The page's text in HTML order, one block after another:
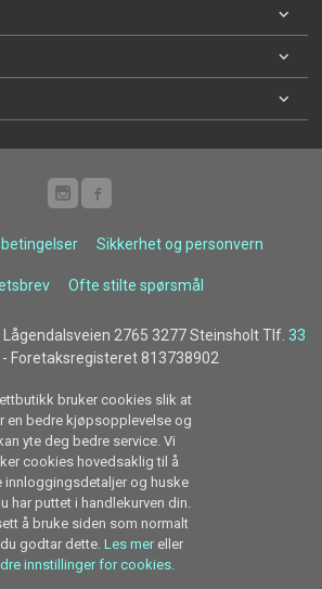
Sikkerhet og personvern
Ofte stilte spørsmål
2765 3277 Steinsholt Tlf. 33
- Foretaksregisteret 813738902
bruker cookies slik at
en bedre kjøpsopplevelse og
yte deg bedre service. Vi
cookies hovedsaklig til å
innloggingsdetaljer og huske
har puttet i handlekurven din.
å bruke siden som normalt
godtar dette. Les mer eller
innstillinger for cookies.